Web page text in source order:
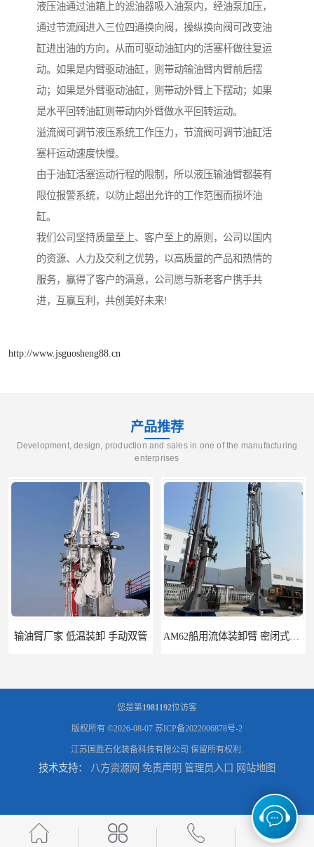
液压油通过油箱上的滤油器吸入油泵内，经油泵加压，
通过节流阀进入三位四通换向阀，操纵换向阀可改变油
缸进出油的方向，从而可驱动油缸内的活塞杆做往复运
动。如果是内臂驱动油缸，则带动输油臂内臂前后摆
动；如果是外臂驱动油缸，则带动外臂上下摆动；如果
是水平回转油缸则带动内外臂做水平回转运动。
溢流阀可调节液压系统工作压力，节流阀可调节油缸活
塞杆运动速度快慢。
由于油缸活塞运动行程的限制，所以液压输油臂都装有
限位报警系统，以防止超出允许的工作范围而损坏油
缸。
我们公司坚持质量至上、客户至上的原则，公司以国内
的资源、人力及交利之优势，以高质量的产品和热情的
服务，赢得了客户的满意，公司愿与新老客户携手共
进，互赢互利，共创美好未来!
http://www.jsguosheng88.cn
产品推荐
Development, design, production and sales in one of the manufacturing
enterprises
输油臂厂家 低温装卸 手动双管
高低温顶部装车鹤管 耐高温耐高压耐腐蚀 鹤管_鹤管销售_鹤管供应商
您是第1981192位访客
版权所有 ©2026-08-07 苏ICP备2022006878号-2
江苏国胜石化装备科技有限公司 保留所有权利.
技术支持： 八方资源网 免责声明 管理员入口 网站地图